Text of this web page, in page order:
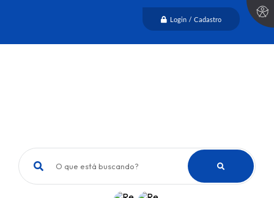
Login / Cadastro
O que está buscando?